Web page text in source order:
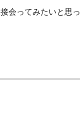
会ってみたいと思っ